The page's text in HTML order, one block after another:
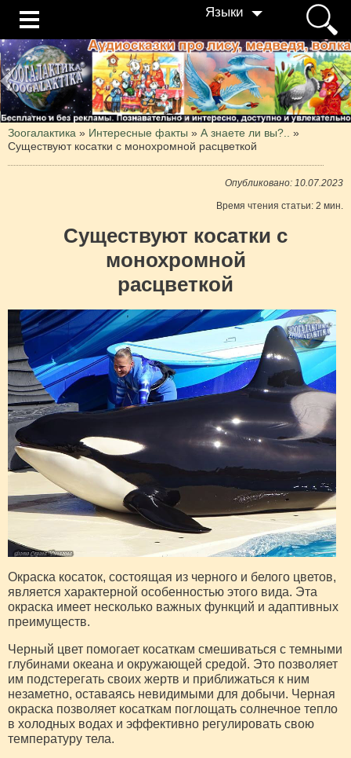
Языки
Зоогалактика » Интересные факты » А знаете ли вы?..
»
Существуют косатки с монохромной расцветкой
Опубликовано: 10.07.2023
Время чтения статьи: 2 мин.
Существуют косатки с
монохромной
расцветкой
Окраска косаток, состоящая из черного и белого цветов,
является характерной особенностью этого вида. Эта
окраска имеет несколько важных функций и адаптивных
преимуществ.
Черный цвет помогает косаткам смешиваться с темными
глубинами океана и окружающей средой. Это позволяет
им подстерегать своих жертв и приближаться к ним
незаметно, оставаясь невидимыми для добычи. Черная
окраска позволяет косаткам поглощать солнечное тепло
в холодных водах и эффективно регулировать свою
температуру тела.